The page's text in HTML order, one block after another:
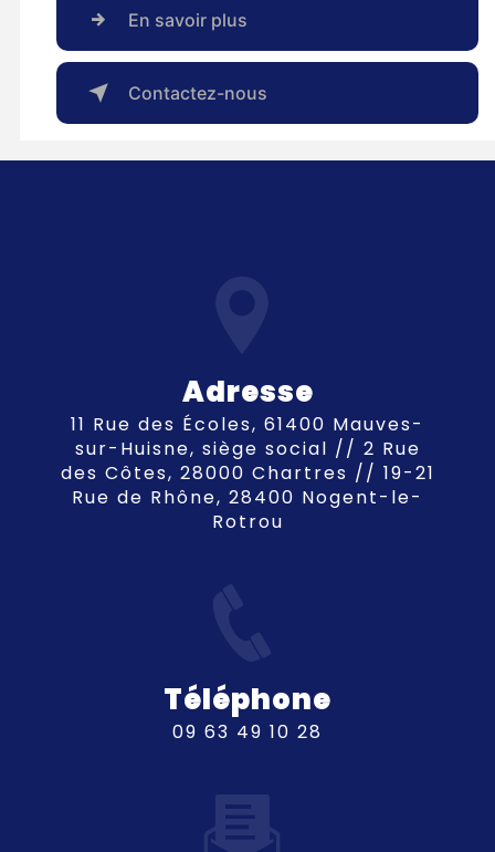
En savoir plus
Contactez-nous
Adresse
11 Rue des Écoles, 61400 Mauves-
sur-Huisne, siège social // 2 Rue
des Côtes, 28000 Chartres // 19-21
Rue de Rhône, 28400 Nogent-le-
Rotrou
Téléphone
09 63 49 10 28